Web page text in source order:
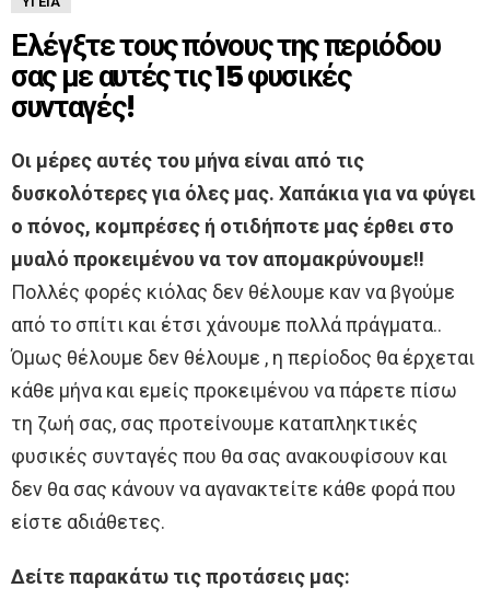
Ελέγξτε τους πόνους της περιόδου
σας με αυτές τις 15 φυσικές
συνταγές!
Οι μέρες αυτές του μήνα είναι από τις
δυσκολότερες για όλες μας. Χαπάκια για να φύγει
ο πόνος, κομπρέσες ή οτιδήποτε μας έρθει στο
μυαλό προκειμένου να τον απομακρύνουμε!!
Πολλές φορές κιόλας δεν θέλουμε καν να βγούμε
από το σπίτι και έτσι χάνουμε πολλά πράγματα..
Όμως θέλουμε δεν θέλουμε , η περίοδος θα έρχεται
κάθε μήνα και εμείς προκειμένου να πάρετε πίσω
τη ζωή σας, σας προτείνουμε καταπληκτικές
φυσικές συνταγές που θα σας ανακουφίσουν και
δεν θα σας κάνουν να αγανακτείτε κάθε φορά που
είστε αδιάθετες.
Δείτε παρακάτω τις προτάσεις μας: